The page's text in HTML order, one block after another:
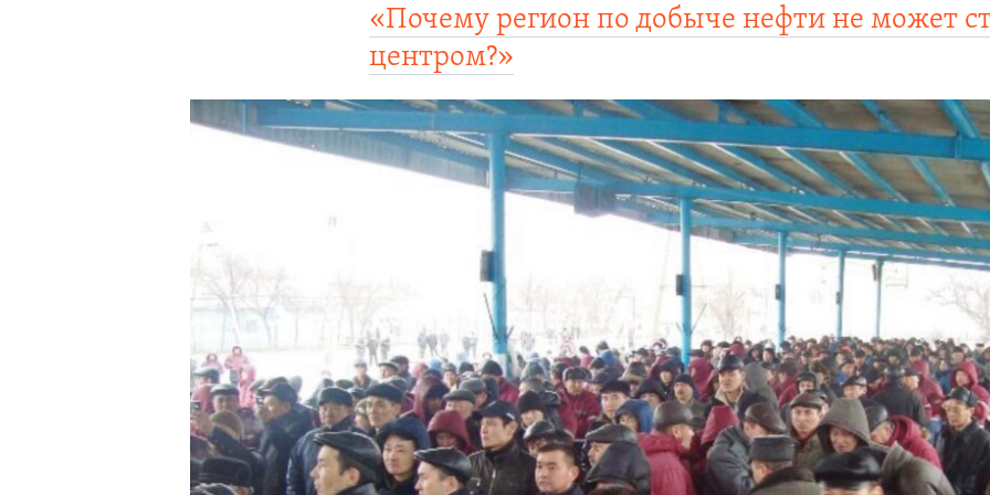
«Почему регион по добыче нефти не может
центром?»